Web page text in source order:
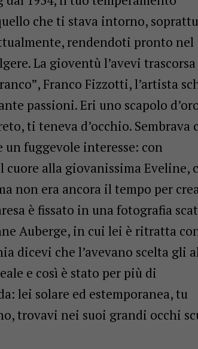
che ti stava intorno,
rendendoti pronto nel
La gioventù l’avevi
Franco Fizzotti, l’artista
passioni. Eri uno scapolo
ti teneva d’occhio. Sembrava
un fuggevole interesse: con
alla giovanissima Eveline,
non era ancora il tempo per
è fissato in una fotografia
Auberge, in cui lei è ritratta
dicevi che l’avevano scelta gli
e così è stato per più di
lei solare ed estemporanea, tu
trovavi nei suoi grandi occhi